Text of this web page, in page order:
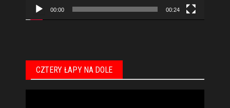
00:00 00:24
CZTERY ŁAPY NA DOLE